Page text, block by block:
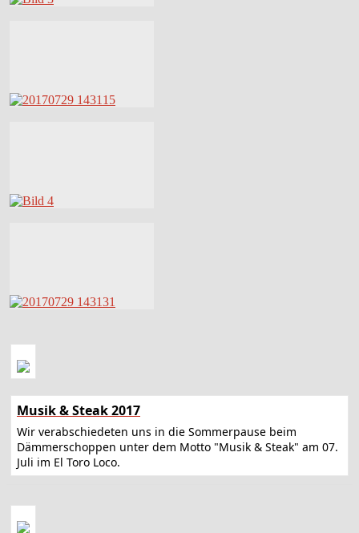
Musik & Steak 2017
Wir verabschiedeten uns in die Sommerpause beim
Dämmerschoppen unter dem Motto "Musik & Steak" am 07.
Juli im El Toro Loco.